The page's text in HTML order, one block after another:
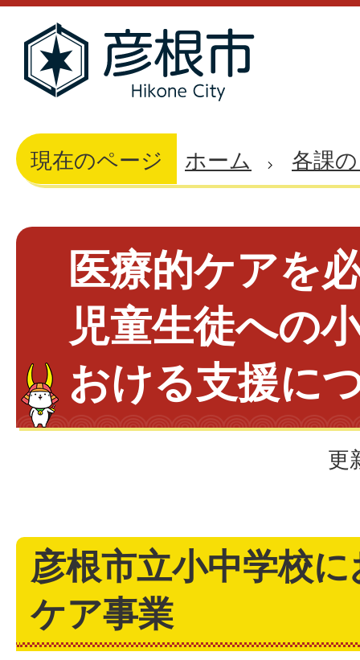
現在のページ ホーム 各課
医療的ケアを
児童生徒への
おける支援に
更
彦根市立小中学校
ケア事業